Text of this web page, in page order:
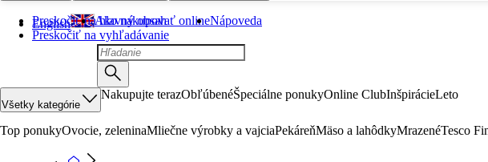
Preskočiť na hlavný obsah
Preskočiť na vyhľadávanie
English Ako nakupovať onlineNápoveda
Všetky kategórie
Nakupujte terazObľúbenéŠpeciálne ponukyOnline ClubInšpirácieLeto
Top ponukyOvocie, zeleninaMliečne výrobky a vajciaPekáreňMäso a lahôdkyMrazenéTesco